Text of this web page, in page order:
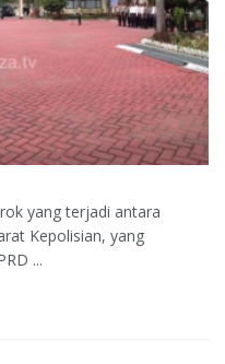
yang terjadi antara
Kepolisian, yang
...